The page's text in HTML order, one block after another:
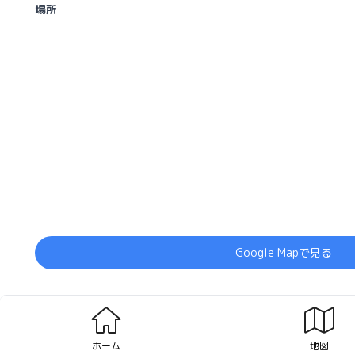
場所
Google Mapで見る
ホーム 地図